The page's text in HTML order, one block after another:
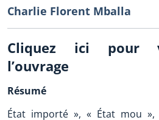
Charlie Florent Mballa
Cliquez ici pour
l’ouvrage
Résumé
État importé », « État mou